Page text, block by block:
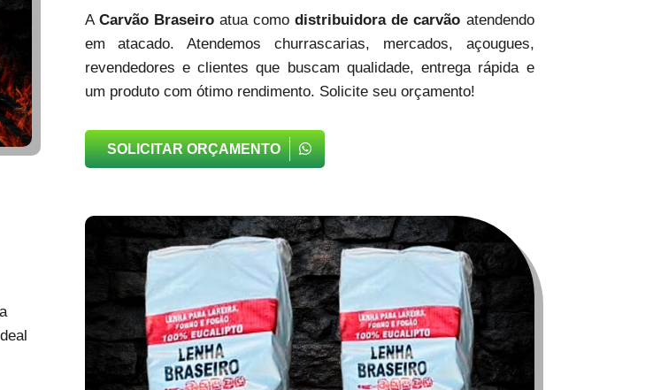
A Carvão Braseiroatua comodistribuidora de carvão atendendo
em atacado. Atendemos churrascarias, mercados, açougues,
revendedores e clientes que buscam qualidade, entrega rápida e
um produto com ótimo rendimento. Solicite seu orçamento!
SOLICITAR ORÇAMENTO